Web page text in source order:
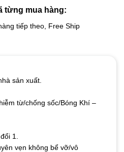
từng mua hàng:
tiếp theo, Free Ship
sản xuất.
từ/chống sốc/Bóng Khí –
1.
vẹn không bể vỡ/vô